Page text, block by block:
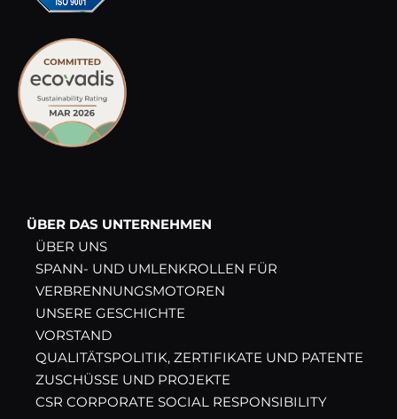
ÜBER DAS UNTERNEHMEN
ÜBER UNS
SPANN- UND UMLENKROLLEN FÜR
VERBRENNUNGSMOTOREN
UNSERE GESCHICHTE
VORSTAND
QUALITÄTSPOLITIK, ZERTIFIKATE UND PATENTE
ZUSCHÜSSE UND PROJEKTE
CSR CORPORATE SOCIAL RESPONSIBILITY